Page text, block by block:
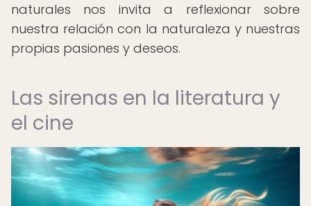
naturales nos invita a reflexionar sobre
nuestra relación con la naturaleza y nuestras
propias pasiones y deseos.
Las sirenas en la literatura y
el cine